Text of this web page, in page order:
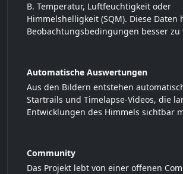
B. Temperatur, Luftfeuchtigkeit oder
Himmelshelligkeit (SQM). Diese Daten
Beobachtungsbedingungen besser zu
Automatische Auswertungen
Aus den Bildern entstehen
Startrails und Timelapse-Videos, die
Entwicklungen des Himmels sichtbar
Community
Das Projekt lebt von einer offenen